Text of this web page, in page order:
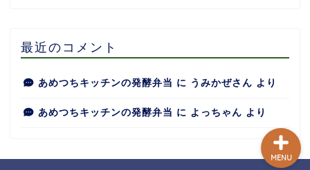
最近のコメント
あめつちキッチンの発酵弁当 に うみかぜさん より
あめつちキッチンの発酵弁当 に よっちゃん より
MENU